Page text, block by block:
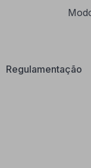
Regulamentação